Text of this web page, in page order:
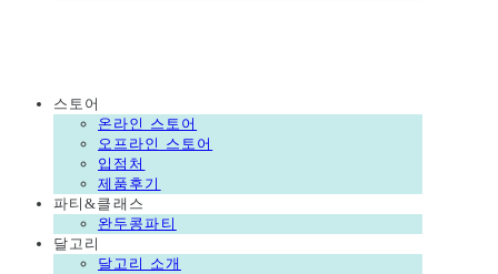
스토어
온라인 스토어
오프라인 스토어
입점처
제품후기
파티&클래스
완두콩파티
달고리
달고리 소개